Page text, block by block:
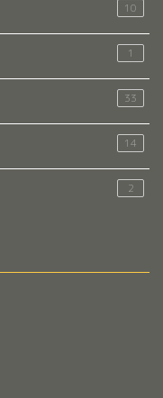
10
1
33
14
2